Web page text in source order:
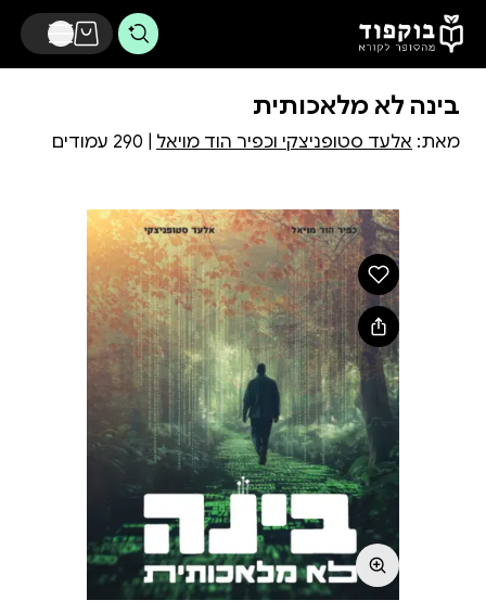
דלג לתוכן הראשי
בינה לא מלאכותית
מאת: אלעד סטופניצקי וכפיר הוד מויאל